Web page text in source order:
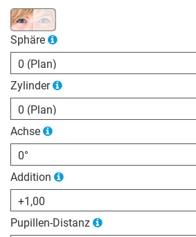
Sphäre
Zylinder
Achse
Addition
Pupillen-Distanz